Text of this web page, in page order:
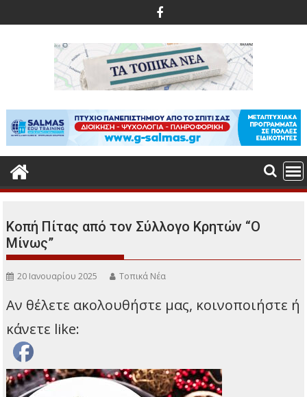
στο
περιεχόμενο
Κοπή Πίτας από τον Σύλλογο Κρητών “Ο
Μίνως”
20 Ιανουαρίου 2025 Τοπικά Νέα
Αν θέλετε ακολουθήστε μας, κοινοποιήστε ή
κάνετε like: